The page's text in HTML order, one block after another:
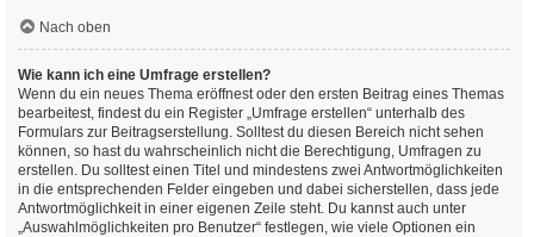
Nach oben
Wie kann ich eine Umfrage erstellen?
Wenn du ein neues Thema eröffnest oder den ersten Beitrag eines Themas
bearbeitest, findest du ein Register „Umfrage erstellen“ unterhalb des
Formulars zur Beitragserstellung. Solltest du diesen Bereich nicht sehen
können, so hast du wahrscheinlich nicht die Berechtigung, Umfragen zu
erstellen. Du solltest einen Titel und mindestens zwei Antwortmöglichkeiten
in die entsprechenden Felder eingeben und dabei sicherstellen, dass jede
Antwortmöglichkeit in einer eigenen Zeile steht. Du kannst auch unter
„Auswahlmöglichkeiten pro Benutzer“ festlegen, wie viele Optionen ein